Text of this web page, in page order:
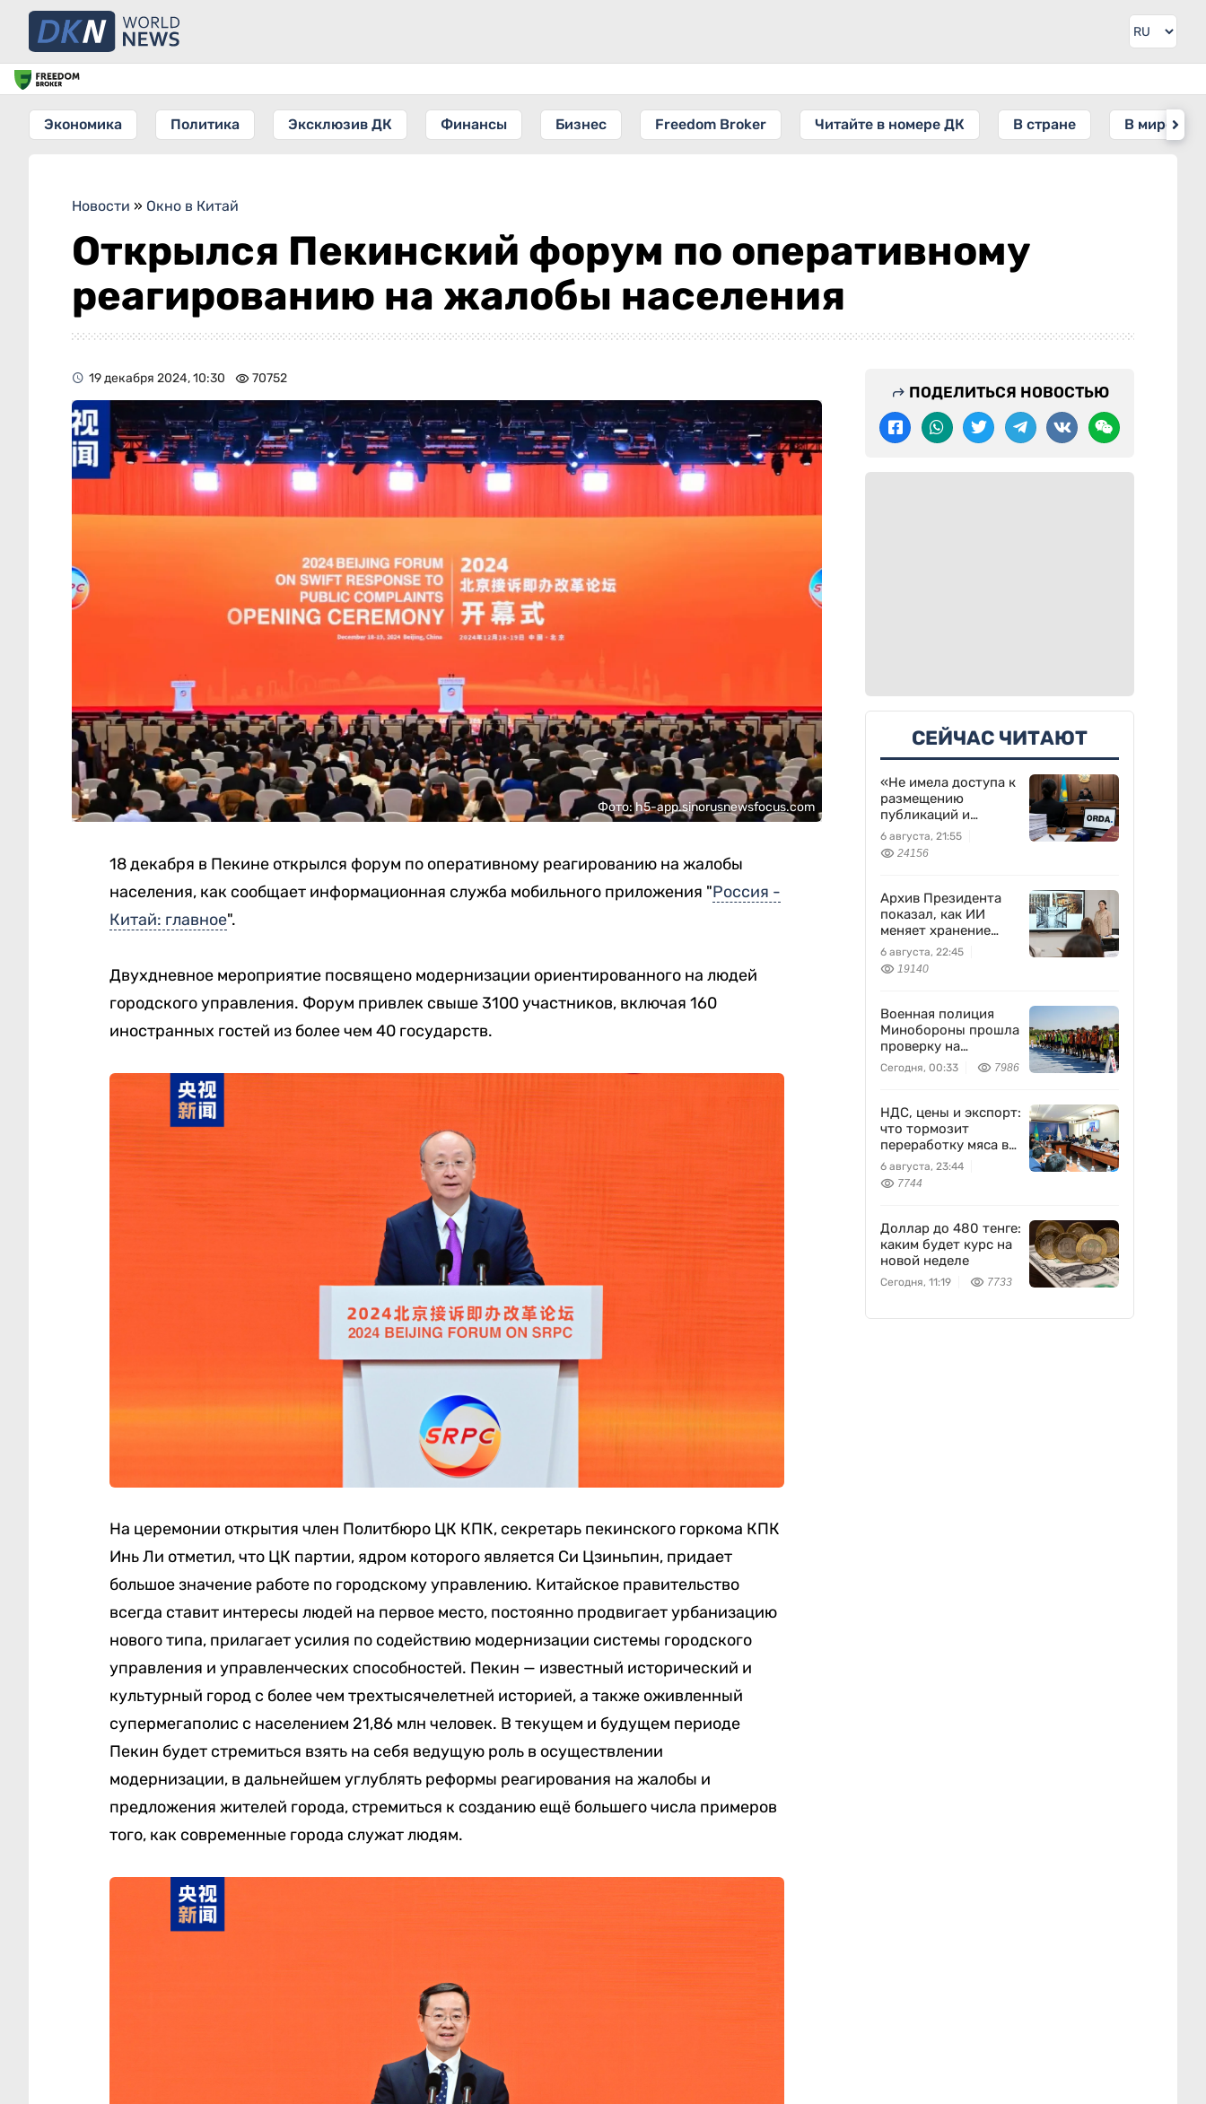
Экономика Политика Эксклюзив ДК Финансы Бизнес Freedom Broker Читайте в номере ДК В стране В мире
Новости » Окно в Китай
Открылся Пекинский форум по оперативному
реагированию на жалобы населения
19 декабря 2024, 10:30 70752
Фото: h5-app.sinorusnewsfocus.com
18 декабря в Пекине открылся форум по оперативному реагированию на жалобы
населения, как сообщает информационная служба мобильного приложения "Россия -
Китай: главное".
Двухдневное мероприятие посвящено модернизации ориентированного на людей
городского управления. Форум привлек свыше 3100 участников, включая 160
иностранных гостей из более чем 40 государств.
На церемонии открытия член Политбюро ЦК КПК, секретарь пекинского горкома КПК
Инь Ли отметил, что ЦК партии, ядром которого является Си Цзиньпин, придает
большое значение работе по городскому управлению. Китайское правительство
всегда ставит интересы людей на первое место, постоянно продвигает урбанизацию
нового типа, прилагает усилия по содействию модернизации системы городского
управления и управленческих способностей. Пекин — известный исторический и
культурный город с более чем трехтысячелетней историей, а также оживленный
супермегаполис с населением 21,86 млн человек. В текущем и будущем периоде
Пекин будет стремиться взять на себя ведущую роль в осуществлении
модернизации, в дальнейшем углублять реформы реагирования на жалобы и
предложения жителей города, стремиться к созданию ещё большего числа примеров
того, как современные города служат людям.
ПОДЕЛИТЬСЯ НОВОСТЬЮ
СЕЙЧАС ЧИТАЮТ
«Не имела доступа к
размещению
публикаций и
выполняла
поручения
Бажкеновой» – экс-
Orda.kz Дуйсенова
6 августа, 21:55
24156
Архив Президента
показал, как ИИ
меняет хранение
документов в
Казахстане
6 августа, 22:45
19140
Военная полиция
Минобороны прошла
проверку на
выносливость
Сегодня, 00:33 7986
НДС, цены и экспорт:
что тормозит
переработку мяса в
Казахстане
6 августа, 23:44
7744
Доллар до 480 тенге:
каким будет курс на
новой неделе
Сегодня, 11:19 7733